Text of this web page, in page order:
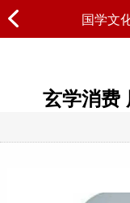
国学文
玄学消费